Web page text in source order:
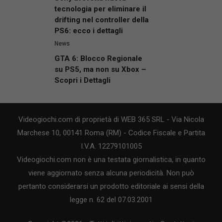
tecnologia per eliminare il
drifting nel controller della
PS6: ecco i dettagli
News
GTA 6: Blocco Regionale
su PS5, ma non su Xbox –
Scopri i Dettagli
Videogiochi.com di proprietà di WEB 365 SRL - Via Nicola
Marchese 10, 00141 Roma (RM) - Codice Fiscale e Partita
I.V.A. 12279101005
Videogiochi.com non è una testata giornalistica, in quanto
viene aggiornato senza alcuna periodicità. Non può
pertanto considerarsi un prodotto editoriale ai sensi della
legge n. 62 del 07.03.2001